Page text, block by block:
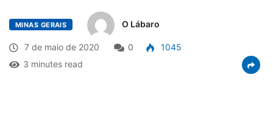
MINAS GERAIS O Lábaro
7 de maio de 2020 0
1045
3 minutes read